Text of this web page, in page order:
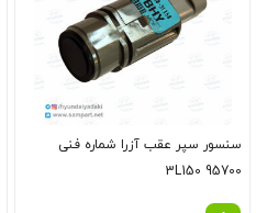
سنسور سپر عقب آزرا شماره فنی
95700 3L150